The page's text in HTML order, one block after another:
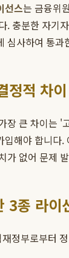
선스는 금융위
. 충분한 자기
심사하여 통
정적 차이
장 큰 차이는
해야 합니
가 없어 문제
3종 라이
정부로부터